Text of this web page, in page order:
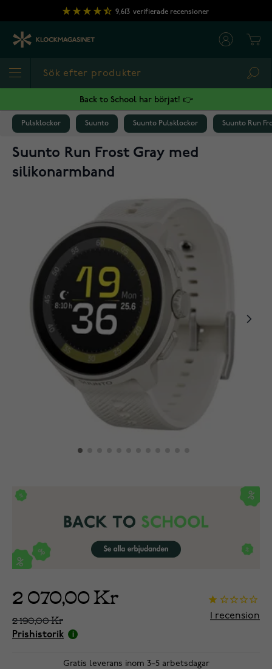
Hoppa till innehållet
9,613 verifierade recensioner
Back to School har börjat! 👉
Pulsklockor Suunto Suunto Pulsklockor Suunto Run
Suunto Run Frost Gray med
silikonarmband
2 070,00 Kr
2 190,00 Kr
Prishistorik
recension
Gratis leverans inom 3–5 arbetsdagar